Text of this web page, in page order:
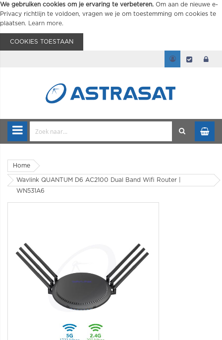
We gebruiken cookies om je ervaring te verbeteren. Om aan de nieuwe e-
Privacy richtlijn te voldoen, vragen we je om toestemming om cookies te
plaatsen.
Learn more.
COOKIES TOESTAAN
Home
Wavlink QUANTUM D6 AC2100 Dual Band Wifi Router |
WN531A6